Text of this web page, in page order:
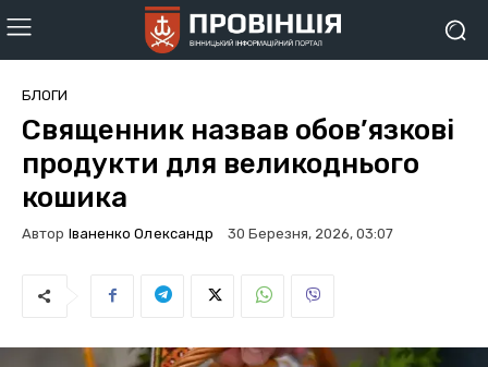
БЛОГИ
Священник назвав обов’язкові
продукти для великоднього
кошика
Автор Іваненко Олександр 30 Березня, 2026, 03:07